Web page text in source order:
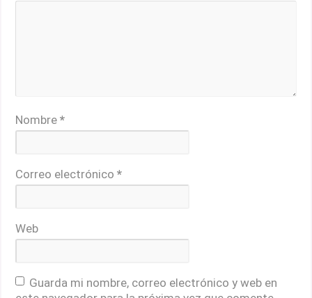
Nombre*
Correo electrónico*
Web
Guarda mi nombre, correo electrónico y web en